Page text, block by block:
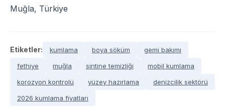
Muğla, Türkiye
Etiketler: kumlama boya söküm
gemi bakımı
fethiye
muğla sintine temizliği
mobil kumlama
korozyon kontrolü
yüzey hazırlama
denizcilik sektörü
2026 kumlama fiyatları